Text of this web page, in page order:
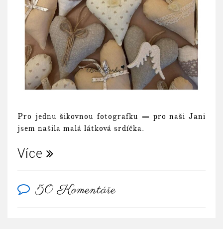
Pro jednu šikovnou fotografku = pro naši Jani
jsem našila malá látková srdíčka.
Více
50 Komentáře